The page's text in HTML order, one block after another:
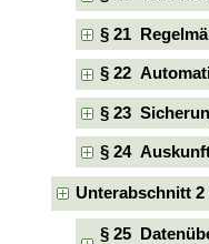
§ 21
§ 22
§ 23
§ 24
Unterabschnitt
§ 25